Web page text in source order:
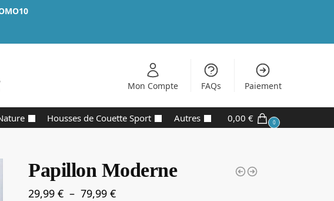
Mon Compte FAQs Paiement
Housses de Couette Sport Autres 0,00 € 0
Papillon Moderne
29,99€ – 79,99€